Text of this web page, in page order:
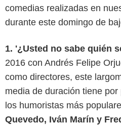
comedias realizadas en
durante este domingo de
1. '¿Usted no sabe quién
2016 con Andrés Felipe
como directores, este
media de duración tiene
los humoristas más
Quevedo, Iván Marín y